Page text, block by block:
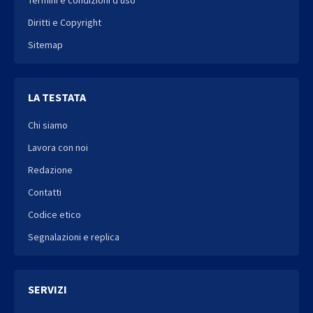
Diritti e Copyright
Sitemap
LA TESTATA
Chi siamo
Lavora con noi
Redazione
Contatti
Codice etico
Segnalazioni e replica
SERVIZI